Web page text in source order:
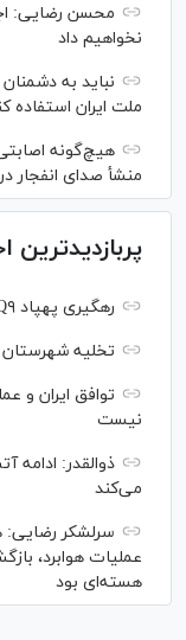
محسن رضایی:
نخواهیم داد
نباید به
ملت ایران استفاده
هیچ‌گونه
منشأ صدای انفجار
پربازدیدترین
رهگیری پهپاد MQ۹ بر فراز تنگه هرمز
تخلیه
توافق ایران و
نیست
ذوالقدر: ادامه
می‌کند
سرلشکر رضایی:
عملیات هوابرد،
هسته‌ای بود